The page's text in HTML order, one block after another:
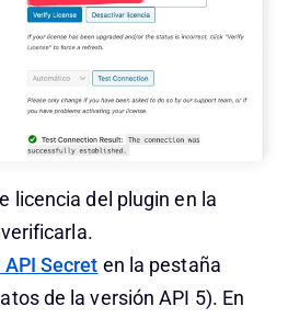
licencia del plugin en la
API Secret en la pestaña
de la versión API 5). En